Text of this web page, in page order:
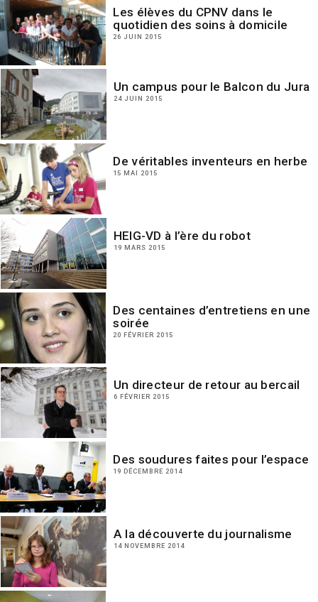
Les élèves du CPNV dans le
quotidien des soins à domicile
26 JUIN 2015
Un campus pour le Balcon du Jura
24 JUIN 2015
De véritables inventeurs en herbe
15 MAI 2015
HEIG-VD à l’ère du robot
19 MARS 2015
Des centaines d’entretiens en une
soirée
20 FÉVRIER 2015
Un directeur de retour au bercail
6 FÉVRIER 2015
Des soudures faites pour l’espace
19 DÉCEMBRE 2014
A la découverte du journalisme
14 NOVEMBRE 2014